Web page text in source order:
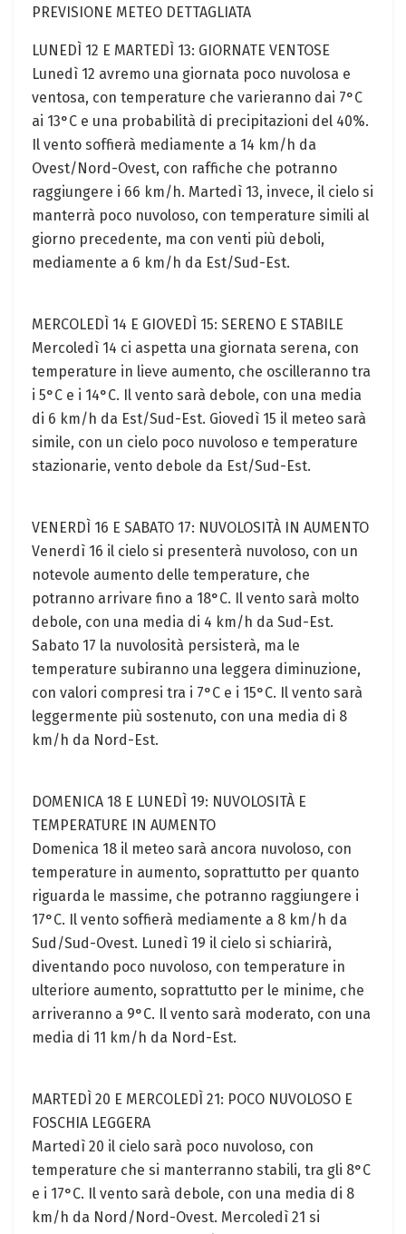
PREVISIONE METEO DETTAGLIATA
LUNEDÌ 12 E MARTEDÌ 13: GIORNATE VENTOSE
Lunedì 12 avremo una giornata poco nuvolosa e
ventosa, con temperature che varieranno dai 7°C
ai 13°C e una probabilità di precipitazioni del 40%.
Il vento soffierà mediamente a 14 km/h da
Ovest/Nord-Ovest, con raffiche che potranno
raggiungere i 66 km/h. Martedì 13, invece, il cielo si
manterrà poco nuvoloso, con temperature simili al
giorno precedente, ma con venti più deboli,
mediamente a 6 km/h da Est/Sud-Est.
MERCOLEDÌ 14 E GIOVEDÌ 15: SERENO E STABILE
Mercoledì 14 ci aspetta una giornata serena, con
temperature in lieve aumento, che oscilleranno tra
i 5°C e i 14°C. Il vento sarà debole, con una media
di 6 km/h da Est/Sud-Est. Giovedì 15 il meteo sarà
simile, con un cielo poco nuvoloso e temperature
stazionarie, vento debole da Est/Sud-Est.
VENERDÌ 16 E SABATO 17: NUVOLOSITÀ IN AUMENTO
Venerdì 16 il cielo si presenterà nuvoloso, con un
notevole aumento delle temperature, che
potranno arrivare fino a 18°C. Il vento sarà molto
debole, con una media di 4 km/h da Sud-Est.
Sabato 17 la nuvolosità persisterà, ma le
temperature subiranno una leggera diminuzione,
con valori compresi tra i 7°C e i 15°C. Il vento sarà
leggermente più sostenuto, con una media di 8
km/h da Nord-Est.
DOMENICA 18 E LUNEDÌ 19: NUVOLOSITÀ E
TEMPERATURE IN AUMENTO
Domenica 18 il meteo sarà ancora nuvoloso, con
temperature in aumento, soprattutto per quanto
riguarda le massime, che potranno raggiungere i
17°C. Il vento soffierà mediamente a 8 km/h da
Sud/Sud-Ovest. Lunedì 19 il cielo si schiarirà,
diventando poco nuvoloso, con temperature in
ulteriore aumento, soprattutto per le minime, che
arriveranno a 9°C. Il vento sarà moderato, con una
media di 11 km/h da Nord-Est.
MARTEDÌ 20 E MERCOLEDÌ 21: POCO NUVOLOSO E
FOSCHIA LEGGERA
Martedì 20 il cielo sarà poco nuvoloso, con
temperature che si manterranno stabili, tra gli 8°C
e i 17°C. Il vento sarà debole, con una media di 8
km/h da Nord/Nord-Ovest. Mercoledì 21 si